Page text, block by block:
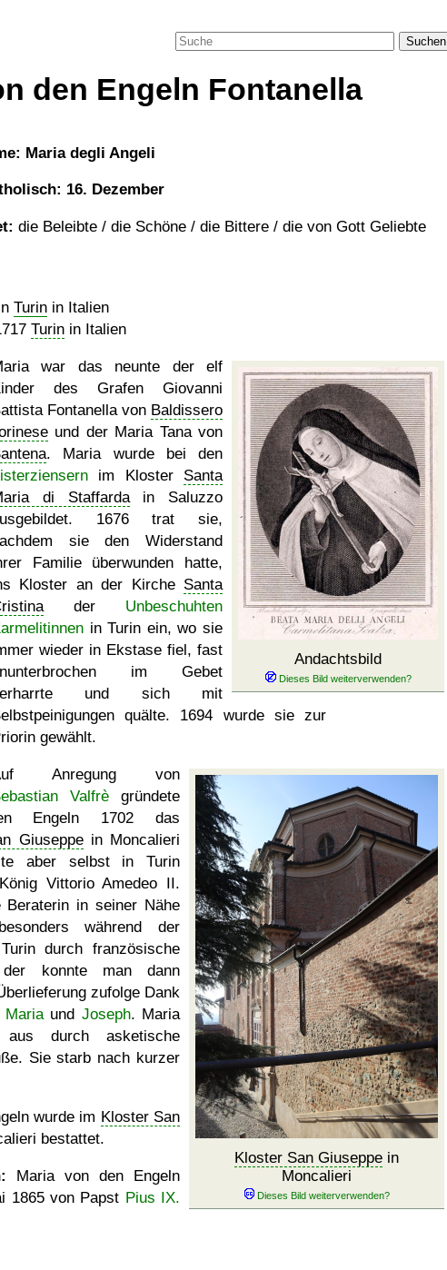
Suchen
den Engeln Fontanella
Maria degli Angeli
16. Dezember
die Beleibte / die Schöne / die Bittere / die von Gott Geliebte
Turin in Italien
Turin in Italien
Andachtsbild
war das neunte der elf
des Grafen Giovanni
Fontanella von Baldissero
und der Maria Tana von
. Maria wurde bei den
im Kloster Santa
di Staffardain Saluzzo
1676 trat sie,
sie den Widerstand
Familie überwunden hatte,
Kloster an der Kirche Santa
der Unbeschuhten
in Turin ein, wo sie
wieder in Ekstase fiel, fast
im Gebet
und sich mit
quälte. 1694 wurde sie zur
gewählt.
Kloster San Giuseppe in
Moncalieri
Anregung von
Valfrè gründete
Engeln 1702 das
Giuseppein Moncalieri
aber selbst in Turin
Vittorio Amedeo II.
in seiner Nähe
während der
durch französische
der konnte man dann
zufolge Dank
Mariaund Joseph. Maria
durch asketische
Sie starb nach kurzer
wurde im Kloster San
bestattet.
Maria von den Engeln
1865von Papst Pius IX.